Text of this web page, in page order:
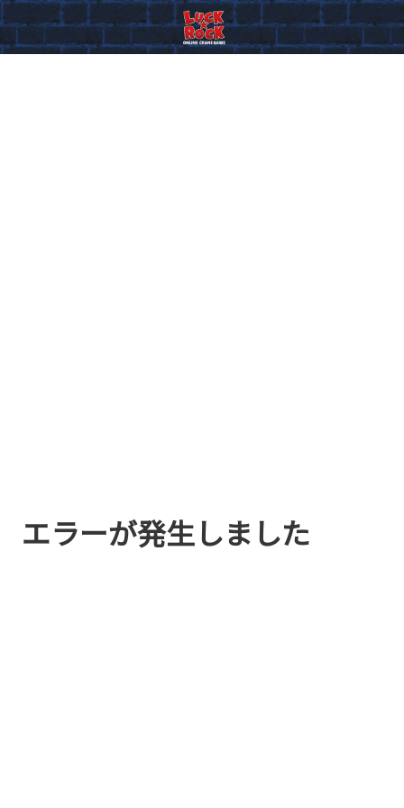
エラーが発生しました